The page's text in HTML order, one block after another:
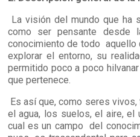
La visión del mundo que ha
como ser pensante desde
conocimiento de todo aquello
explorar el entorno, su
permitido poco a poco
que pertenece.
Es así que, como seres
el agua, los suelos, el aire,
cual es un campo del